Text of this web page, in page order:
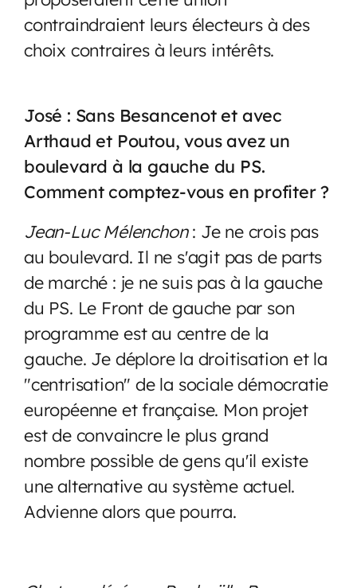
contraindraient leurs électeurs à des
choix contraires à leurs intérêts.
José : Sans Besancenot et avec
Arthaud et Poutou, vous avez un
boulevard à la gauche du PS.
Comment comptez-vous en profiter ?
Jean-Luc Mélenchon: Je ne crois pas
au boulevard. Il ne s'agit pas de parts
de marché : je ne suis pas à la gauche
du PS. Le Front de gauche par son
programme est au centre de la
gauche. Je déplore la droitisation et la
"centrisation" de la sociale démocratie
européenne et française. Mon projet
est de convaincre le plus grand
nombre possible de gens qu'il existe
une alternative au système actuel.
Advienne alors que pourra.